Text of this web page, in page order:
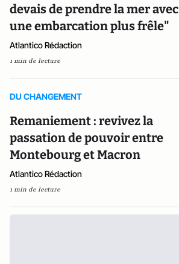
devais de prendre la mer avec
une embarcation plus frêle"
Atlantico Rédaction
1 min de lecture
DU CHANGEMENT
Remaniement : revivez la
passation de pouvoir entre
Montebourg et Macron
Atlantico Rédaction
1 min de lecture